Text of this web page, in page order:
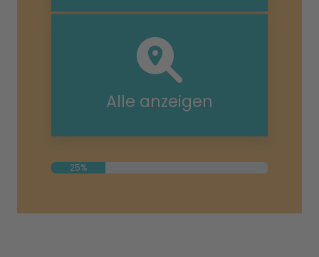
Alle anzeigen
25%